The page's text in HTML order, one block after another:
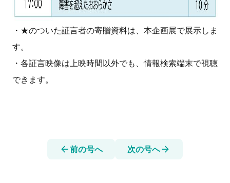
・★のついた証言者の寄贈資料は、本企画展で展示しま
す。
・各証言映像は上映時間以外でも、情報検索端末で視聴
できます。
前の号へ 次の号へ